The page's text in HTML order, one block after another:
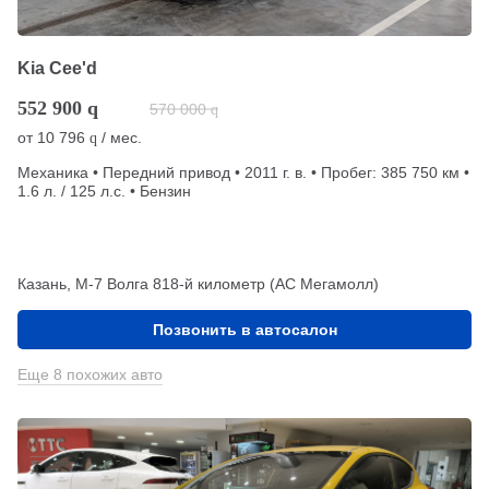
Kia Cee'd
552 900 q 570 000 q
от 10 796 q / мес.
Механика • Передний привод • 2011 г. в. • Пробег: 385 750 км •
1.6 л. / 125 л.с. • Бензин
Казань, М-7 Волга 818-й километр (АС Мегамолл)
Позвонить в автосалон
Еще 8 похожих авто